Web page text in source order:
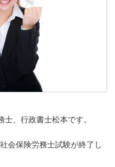
、行政書士松本です。
会保険労務士試験が終了し